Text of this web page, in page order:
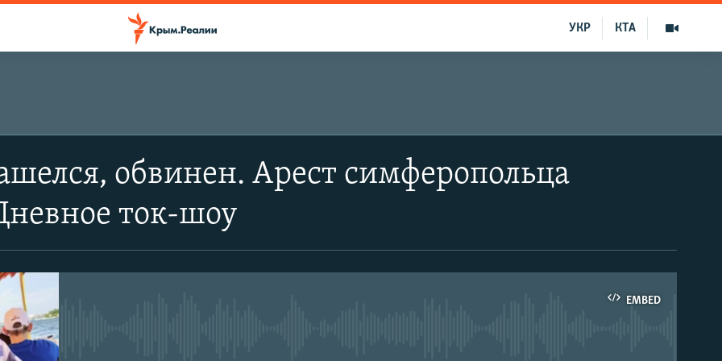
КТА
УКР
обвинен. Арест симферопольца
ток-шоу
EMBED